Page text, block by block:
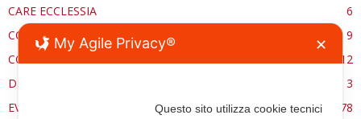
CARE ECCLESSIA
6
CONSERVAZIONE
9
CONTROCANTO
12
DE RE AEDIFICATORIA
3
EVENTI
78
My Agile Privacy® ✕
Questo sito utilizza cookie tecnici